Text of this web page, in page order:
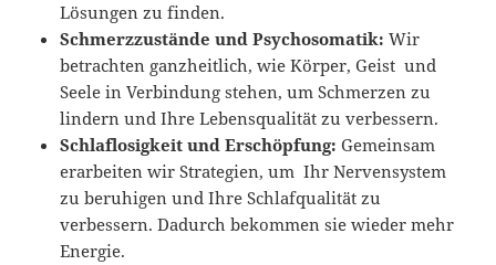
Lösungen zu finden.
Schmerzzustände und Psychosomatik: Wir
betrachten ganzheitlich, wie Körper, Geist und
Seele in Verbindung stehen, um Schmerzen zu
lindern und Ihre Lebensqualität zu verbessern.
Schlaflosigkeit und Erschöpfung: Gemeinsam
erarbeiten wir Strategien, um Ihr Nervensystem
zu beruhigen und Ihre Schlafqualität zu
verbessern. Dadurch bekommen sie wieder mehr
Energie.